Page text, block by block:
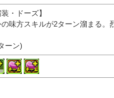
装・ドーズ】
の味方スキルが2ターン溜まる。
ーン)